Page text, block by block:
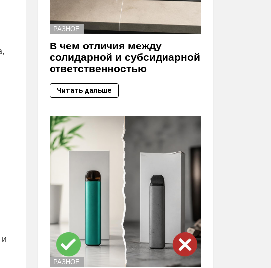
и
РАЗНОЕ
В чем отличия между
солидарной и субсидиарной
ответственностью
Читать дальше
РАЗНОЕ